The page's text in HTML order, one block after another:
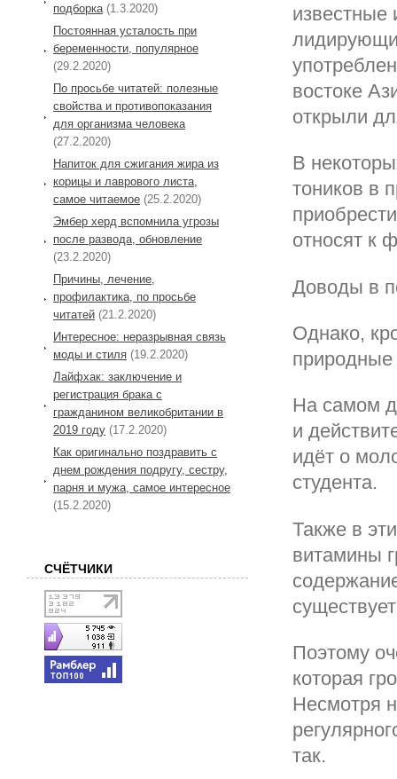
известные
востоке
открыли
В
тоников в
относят к
Доводы в
Однако,
На самом
и
идёт о
студента.
Также в
витамины
Поэтому
которая
Несмотря
так.
подборка (1.3.2020)
Постоянная усталость при
беременности, популярное
(29.2.2020)
По просьбе читатей: полезные
свойства и противопоказания
для организма человека
(27.2.2020)
Напиток для сжигания жира из
корицы и лаврового листа,
самое читаемое (25.2.2020)
Эмбер херд вспомнила угрозы
после развода, обновление
(23.2.2020)
Причины, лечение,
профилактика, по просьбе
читатей (21.2.2020)
Интересное: неразрывная связь
моды и стиля (19.2.2020)
Лайфхак: заключение и
регистрация брака с
гражданином великобритании в
2019 году (17.2.2020)
Как оригинально поздравить с
днем рождения подругу, сестру,
парня и мужа, самое интересное
(15.2.2020)
СЧЁТЧИКИ